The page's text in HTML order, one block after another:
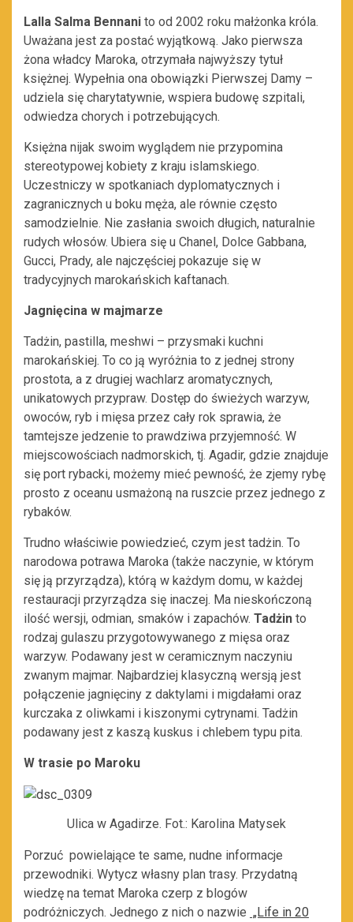
Lalla Salma Bennani to od 2002 roku małżonka króla.
Uważana jest za postać wyjątkową. Jako pierwsza
żona władcy Maroka, otrzymała najwyższy tytuł
księżnej. Wypełnia ona obowiązki Pierwszej Damy –
udziela się charytatywnie, wspiera budowę szpitali,
odwiedza chorych i potrzebujących.
Księżna nijak swoim wyglądem nie przypomina
stereotypowej kobiety z kraju islamskiego.
Uczestniczy w spotkaniach dyplomatycznych i
zagranicznych u boku męża, ale równie często
samodzielnie. Nie zasłania swoich długich, naturalnie
rudych włosów. Ubiera się u Chanel, Dolce Gabbana,
Gucci, Prady, ale najczęściej pokazuje się w
tradycyjnych marokańskich kaftanach.
Jagnięcina w majmarze
Tadżin, pastilla, meshwi – przysmaki kuchni
marokańskiej. To co ją wyróżnia to z jednej strony
prostota, a z drugiej wachlarz aromatycznych,
unikatowych przypraw. Dostęp do świeżych warzyw,
owoców, ryb i mięsa przez cały rok sprawia, że
tamtejsze jedzenie to prawdziwa przyjemność. W
miejscowościach nadmorskich, tj. Agadir, gdzie znajduje
się port rybacki, możemy mieć pewność, że zjemy rybę
prosto z oceanu usmażoną na ruszcie przez jednego z
rybaków.
Trudno właściwie powiedzieć, czym jest tadżin. To
narodowa potrawa Maroka (także naczynie, w którym
się ją przyrządza), którą w każdym domu, w każdej
restauracji przyrządza się inaczej. Ma nieskończoną
ilość wersji, odmian, smaków i zapachów. Tadżin to
rodzaj gulaszu przygotowywanego z mięsa oraz
warzyw. Podawany jest w ceramicznym naczyniu
zwanym majmar. Najbardziej klasyczną wersją jest
połączenie jagnięciny z daktylami i migdałami oraz
kurczaka z oliwkami i kiszonymi cytrynami. Tadżin
podawany jest z kaszą kuskus i chlebem typu pita.
W trasie po Maroku
Ulica w Agadirze. Fot.: Karolina Matysek
Porzuć powielające te same, nudne informacje
przewodniki. Wytycz własny plan trasy. Przydatną
wiedzę na temat Maroka czerp z blogów
podróżniczych. Jednego z nich o nazwie „Life in 20